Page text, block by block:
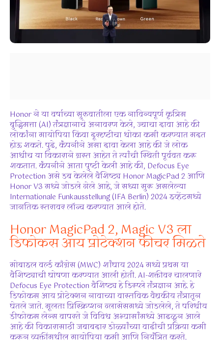
Honor ने या वर्षाच्या सुरुवातीला एक नाविन्यपूर्ण कृत्रिम
बुद्धिमत्ता (AI) तंत्रज्ञानाचे अनावरण केले, ज्याचा दावा आहे की
लोकांना मायोपिया किंवा दूरदृष्टीचा धोका कमी करण्यात मदत
होऊ शकते. पुढे, कंपनीने असा दावा केला आहे की जे लोक
आधीच या विकाराने ग्रस्त आहेत ते त्यांची स्थिती पूर्ववत करू
शकतात. कंपनीने आता पुष्टी केली आहे की, Defocus Eye
Protection असे डब केलेले वैशिष्ट्य Honor MagicPad 2 आणि
Honor V3 मध्ये जोडले गेले आहे, जे सध्या सुरू असलेल्या
Internationale Funkausstellung (IFA Berlin) 2024 इव्हेंटमध्ये
जागतिक स्तरावर लॉन्च करण्यात आले होते.
Honor MagicPad 2, Magic V3 ला
डिफोकस आय प्रोटेक्शन फीचर मिळते
मोबाइल वर्ल्ड काँग्रेस (MWC) शांघाय 2024 मध्ये प्रथम या
वैशिष्ट्याची घोषणा करण्यात आली होती. AI-शक्तीवर चालणारे
Defocus Eye Protection वैशिष्ट्य हे डिस्प्ले तंत्रज्ञान आहे. हे
डिफोकस आय प्रोटेक्शन नावाच्या वास्तविक वैद्यकीय तंत्रातून
घेतले जाते. मूलतः प्रिस्क्रिप्शन ग्लासेसमध्ये जोडलेले, ते परिधीय
डीफोकस लेन्स वापरते जे विविध अभ्यासांमध्ये आढळून आले
आहे की विकारासाठी जबाबदार डोळ्यांच्या वाढीची प्रक्रिया कमी
करून व्यक्तींमधील मायोपिया कमी आणि नियंत्रित करते.